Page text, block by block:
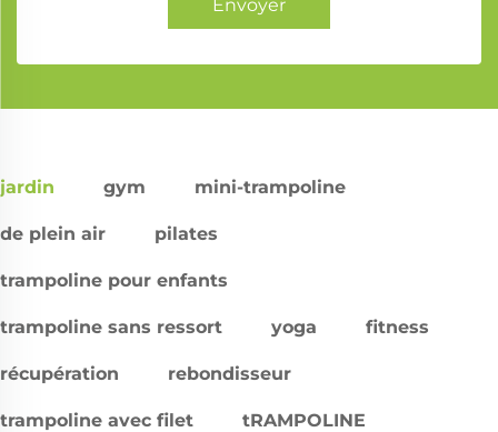
Envoyer
jardin gym mini-trampoline
de plein air pilates
trampoline pour enfants
trampoline sans ressort yoga fitness
récupération rebondisseur
trampoline avec filet tRAMPOLINE